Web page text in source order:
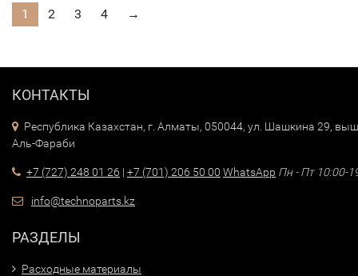
1 2 3 4 →
КОНТАКТЫ
Республика Казахстан, г. Алматы, 050044, ул. Шашкина 29,
Аль-Фараби
+7 (727) 248 01 26 | +7 (701) 206 50 00 WhatsApp Пн - Пт 10:00-
info@technoparts.kz
РАЗДЕЛЫ
Расходные материалы